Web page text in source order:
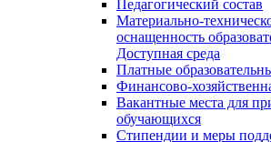
Педагогический состав
Материально-
оснащенность
Доступная среда
Платные
Финансово-
Вакантные места для
обучающихся
Стипендии и меры